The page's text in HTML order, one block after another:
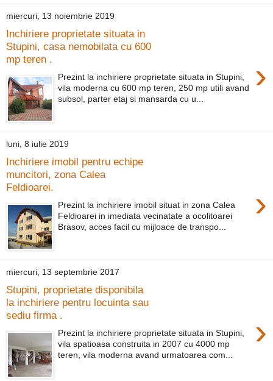
miercuri, 13 noiembrie 2019
Inchiriere proprietate situata in
Stupini, casa nemobilata cu 600
mp teren .
›
Prezint la inchiriere proprietate situata in Stupini,
vila moderna cu 600 mp teren, 250 mp utili avand
subsol, parter etaj si mansarda cu u...
luni, 8 iulie 2019
Inchiriere imobil pentru echipe
muncitori, zona Calea
Feldioarei.
›
Prezint la inchiriere imobil situat in zona Calea
Feldioarei in imediata vecinatate a ocolitoarei
Brasov, acces facil cu mijloace de transpo...
miercuri, 13 septembrie 2017
Stupini, proprietate disponibila
la inchiriere pentru locuinta sau
sediu firma .
›
Prezint la inchiriere proprietate situata in Stupini,
vila spatioasa construita in 2007 cu 4000 mp
teren, vila moderna avand urmatoarea com...